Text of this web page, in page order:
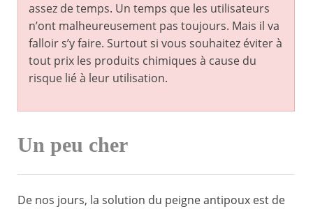
assez de temps. Un temps que les utilisateurs
n’ont malheureusement pas toujours. Mais il va
falloir s’y faire. Surtout si vous souhaitez éviter à
tout prix les produits chimiques à cause du
risque lié à leur utilisation.
Un peu cher
De nos jours, la solution du peigne antipoux est de